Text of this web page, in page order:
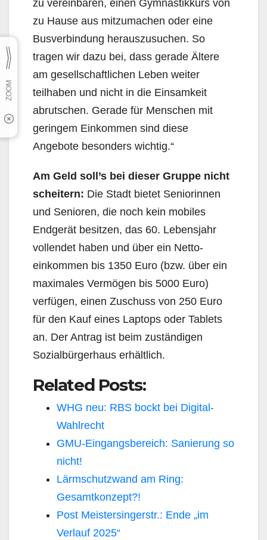
zu vereinbaren, einen Gymnastikkurs von
zu Hause aus mitzumachen oder eine
Busverbindung herauszusuchen. So
tragen wir dazu bei, dass gerade Ältere
am gesell­schaftlichen Leben weiter
teilhaben und nicht in die Einsamkeit
abrutschen. Gerade für Menschen mit
geringem Einkommen sind diese
Angebote besonders wichtig.“
Am Geld soll’s bei dieser Gruppe nicht
scheitern: Die Stadt bietet Seniorinnen
und Senioren, die noch kein mobiles
Endgerät besitzen, das 60. Lebensjahr
vollendet haben und über ein Netto­
einkommen bis 1350 Euro (bzw. über ein
maximales Vermögen bis 5000 Euro)
verfügen, einen Zu­schuss von 250 Euro
für den Kauf eines Laptops oder Tablets
an. Der Antrag ist beim zuständigen
Sozialbürgerhaus erhältlich.
Related Posts:
WHG neu: RBS bockt bei Digital-
Wahlrecht
GMU-Eingangsbereich: Sanierung so
nicht!
Lärmschutzwand am Ring:
Gesamtkonzept?!
Post Meistersingerstr.: Ende „im
Verlauf 2025“